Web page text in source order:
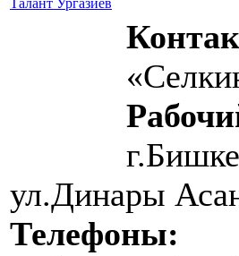
Талант Ургазиев
ул.Динары
Телефоны: